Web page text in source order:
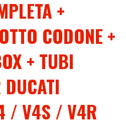
+
CODONE +
+ TUBI
/ V4S / V4R